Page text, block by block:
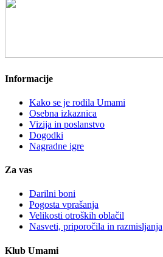
Informacije
Kako se je rodila Umami
Osebna izkaznica
Vizija in poslanstvo
Dogodki
Nagradne igre
Za vas
Darilni boni
Pogosta vprašanja
Velikosti otroških oblačil
Nasveti, priporočila in razmisljanja
Klub Umami